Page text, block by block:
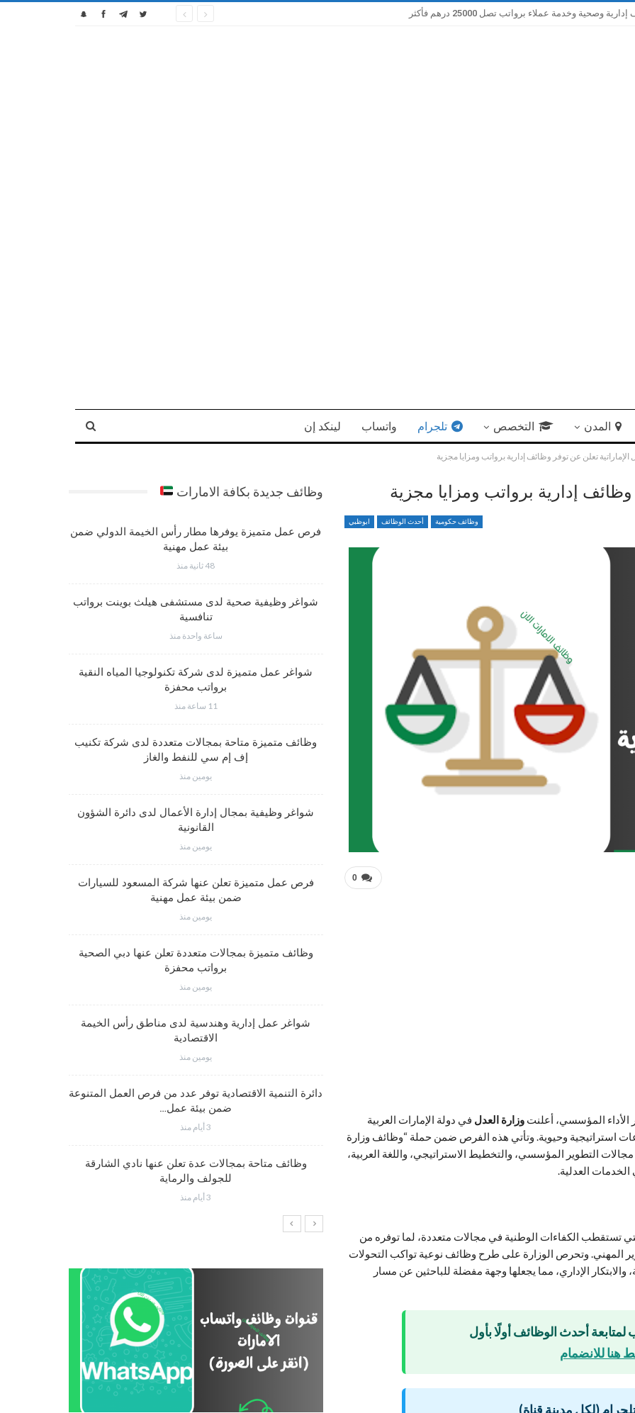
وخدمة عملاء برواتب تصل 25000 درهم فأكثر
المدن التخصص تلجرام واتساب لينكد إن
الإماراتية تعلن عن توفر وظائف إدارية برواتب ومزايا مجزية
وظائف إدارية برواتب ومزايا مجزية
وظائف حكومية أحدث الوظائف ابوظبي
0
الأداء المؤسسي، أعلنت وزارة العدل في دولة الإمارات العربية
استراتيجية وحيوية. وتأتي هذه الفرص ضمن حملة “وظائف وزارة
التطوير المؤسسي، والتخطيط الاستراتيجي، واللغة العربية،
الخدمات العدلية.
تستقطب الكفاءات الوطنية في مجالات متعددة، لما توفره من
المهني. وتحرص الوزارة على طرح وظائف نوعية تواكب التحولات
الإداري، مما يجعلها وجهة مفضلة للباحثين عن مسار
لمتابعة أحدث الوظائف أولًا بأول
هنا للانضمام
(لكل مدينة قناة)
وظائف جديدة بكافة الامارات
وظائف هندسية وإدارية لدى مؤسسة نفط الشارقة الوطنية
4 أسابيع منذ
فرص عمل متميزة بمجال إدارة الأعمال في جهاز الإمارات
وظائف متميزة ضمن بيئة عمل مهنية برواتب محفزة
شواغر وظيفية بمجال التمريض لدى Elite Plastic And
Cosmetic Group
4 أسابيع منذ
فرص عمل متميزة يوفرها مطار رأس الخيمة الدولي ضمن
بيئة عمل مهنية
48 ثانية منذ
شواغر وظيفية صحية لدى مستشفى هيلث بوينت برواتب
تنافسية
ساعة واحدة منذ
شواغر عمل متميزة لدى شركة تكنولوجيا المياه النقية
برواتب محفزة
11 ساعة منذ
وظائف متميزة متاحة بمجالات متعددة لدى شركة تكنيب
إف إم سي للنفط والغاز
يومين منذ
شواغر وظيفية بمجال إدارة الأعمال لدى دائرة الشؤون
القانونية
يومين منذ
فرص عمل متميزة تعلن عنها شركة المسعود للسيارات
ضمن بيئة عمل مهنية
يومين منذ
وظائف متميزة بمجالات متعددة تعلن عنها دبي الصحية
برواتب محفزة
يومين منذ
شواغر عمل إدارية وهندسية لدى مناطق رأس الخيمة
الاقتصادية
يومين منذ
دائرة التنمية الاقتصادية توفر عدد من فرص العمل المتنوعة
ضمن بيئة عمل…
3 أيام منذ
وظائف متاحة بمجالات عدة تعلن عنها نادي الشارقة
للجولف والرماية
3 أيام منذ